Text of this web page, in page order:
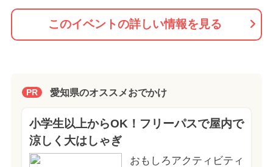
このイベントの詳しい情報を見る
PR 愛知県のオススメおでかけ
小学生以上からOK！フリーパスで屋内で
涼しく大はしゃぎ
おもしろアクティビティ